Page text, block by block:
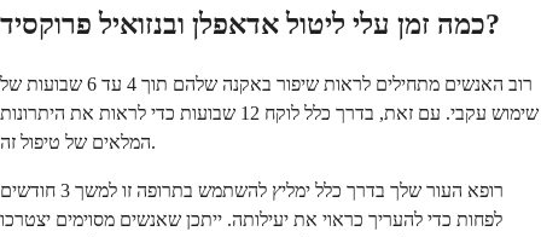
כמה זמן עלי ליטול אדאפלן ובנזואיל פרוקסיד?
רוב האנשים מתחילים לראות שיפור באקנה שלהם תוך 4 עד 6 שבועות של
שימוש עקבי. עם זאת, בדרך כלל לוקח 12 שבועות כדי לראות את היתרונות
המלאים של טיפול זה.
רופא העור שלך בדרך כלל ימליץ להשתמש בתרופה זו למשך 3 חודשים
לפחות כדי להעריך כראוי את יעילותה. ייתכן שאנשים מסוימים יצטרכו